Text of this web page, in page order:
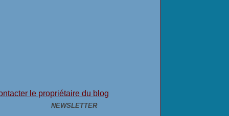
le propriétaire du blog
NEWSLETTER